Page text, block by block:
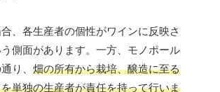
、各生産者の個性がワインに反映さ
側面があります。一方、モノポール
り、 畑の所有から栽培、醸造に至る
単独の生産者が責任を持って行いま